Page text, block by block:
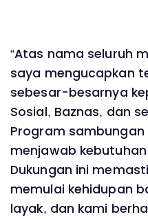
“Atas nama seluruh
saya mengucapkan
sebesar-besarnya
Sosial, Baznas, dan
Program
menjawab
Dukungan ini
memulai kehidupan
layak, dan kami